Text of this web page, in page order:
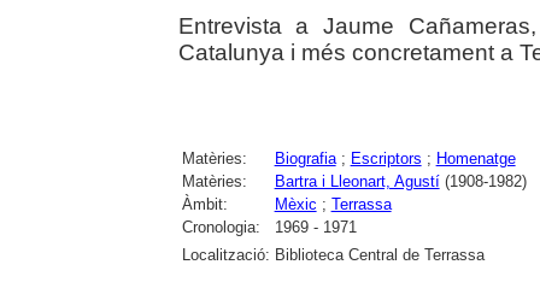
Entrevista a Jaume
Catalunya i més concretament a
Matèries: Biografia; Escriptors ; Homenatge
Matèries:
Bartra i Lleonart, Agustí(1908-1982)
Àmbit:
Mèxic ; Terrassa
Cronologia:
1969 - 1971
Localització: Biblioteca Central de Terrassa